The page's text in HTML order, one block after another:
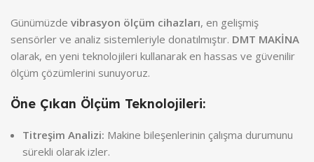
Günümüzde vibrasyon ölçüm cihazları, en gelişmiş
sensörler ve analiz sistemleriyle donatılmıştır. DMT MAKİNA
olarak, en yeni teknolojileri kullanarak en hassas ve güvenilir
ölçüm çözümlerini sunuyoruz.
Öne Çıkan Ölçüm Teknolojileri:
Titreşim Analizi: Makine bileşenlerinin çalışma durumunu
sürekli olarak izler.